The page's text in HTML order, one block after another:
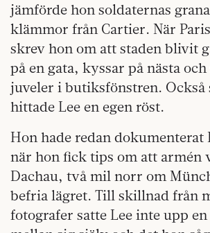
jämförde hon soldaternas
klämmor från Cartier. När
skrev hon om att staden blivit
på en gata, kyssar på nästa
juveler i butiksfönstren.
hittade Lee en egen röst.
Hon hade redan dokumenterat
när hon fick tips om att armén
Dachau, två mil norr om
befria lägret. Till skillnad från
fotografer satte Lee inte upp